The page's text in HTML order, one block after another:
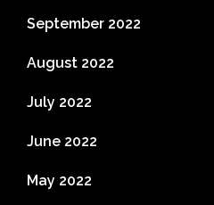
September 2022
August 2022
July 2022
June 2022
May 2022